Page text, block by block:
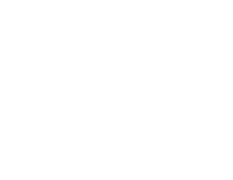
hat. Außerdem erzählen sie über all das, was sie auf
Egal, ob Early Morning Dive oder
Süden, ihr seid mit an Bord!